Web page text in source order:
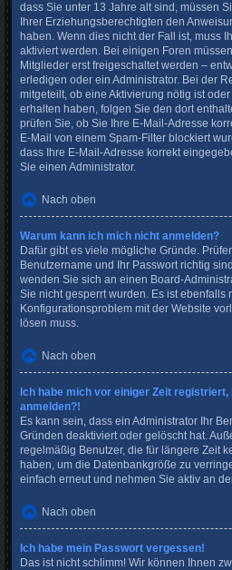
dass Sie unter 13 Jahre alt sind, müssen
Ihrer Erziehungsberechtigten den
haben. Wenn dies nicht der Fall ist, muss
aktiviert werden. Bei einigen Foren
Mitglieder erst freigeschaltet werden –
erledigen oder ein Administrator. Bei der
mitgeteilt, ob eine Aktivierung nötig ist
erhalten haben, folgen Sie den dort
prüfen Sie, ob Sie Ihre E-Mail-Adresse
E-Mail von einem Spam-Filter blockiert
dass Ihre E-Mail-Adresse korrekt
Sie einen Administrator.
Nach oben
Warum kann ich mich nicht anmelden?
Dafür gibt es viele mögliche Gründe.
Benutzername und Ihr Passwort richtig
wenden Sie sich an einen Board-
Sie nicht gesperrt wurden. Es ist ebenfalls
Konfigurationsproblem mit der Website
lösen muss.
Nach oben
Ich habe mich vor einiger Zeit
anmelden?!
Es kann sein, dass ein Administrator Ihr
Gründen deaktiviert oder gelöscht hat.
regelmäßig Benutzer, die für längere Zeit
haben, um die Datenbankgröße zu
einfach erneut und nehmen Sie aktiv an
Nach oben
Ich habe mein Passwort vergessen!
Das ist nicht schlimm! Wir können Ihnen